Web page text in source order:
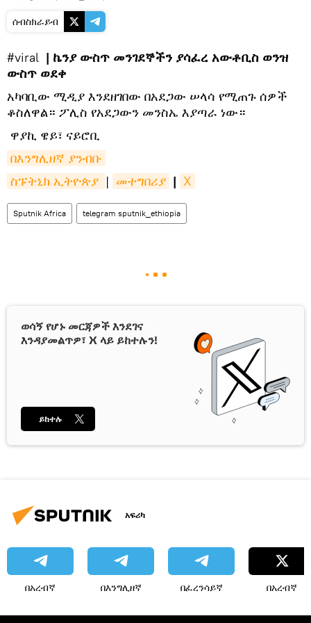
ሰብስክራይብ
#viral | ኬንያ ውስጥ መንገደኞችን ያሳፈረ አውቶቢስ ወንዝ
ውስጥ ወደቀ
​አካባቢው ሚዲያ እንደዘገበው በአደጋው ሠላሳ የሚጠጉ ሰዎች
ቆስለዋል። ፖሊስ የአደጋውን መንስኤ እያጣራ ነው።
​ ዋያኪ ዌይ፣ ናይሮቢ
በእንግሊዘኛ ያንብቡ
ስፑትኒክ ኢትዮጵያ | መተግበሪያ | X
Sputnik Africa telegram sputnik_ethiopia
ወሳኝ የሆኑ መርጃዎች እንደገና
እንዳያመልጥዎ፣ X ላይ ይከተሉን!
ይከተሉ
አፍሪካ
በአረብኛ በእንግሊዘኛ በፈረንሳይኛ በአረብኛ